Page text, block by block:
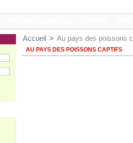
Accueil > Au pays des poissons
AU PAYS DES POISSONS CAPTIFS